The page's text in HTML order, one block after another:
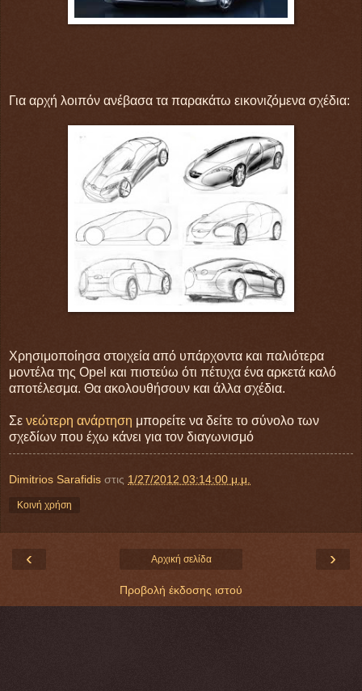
Για αρχή λοιπόν ανέβασα τα παρακάτω εικονιζόμενα σχέδια:
Χρησιμοποίησα στοιχεία από υπάρχοντα και παλιότερα
μοντέλα της Opel και πιστεύω ότι πέτυχα ένα αρκετά καλό
αποτέλεσμα. Θα ακολουθήσουν και άλλα σχέδια.
Σε νεώτερη ανάρτηση μπορείτε να δείτε το σύνολο των
σχεδίων που έχω κάνει για τον διαγωνισμό
Dimitrios Sarafidis στις 1/27/2012 03:14:00 μ.μ.
Κοινή χρήση
‹ ›
Αρχική σελίδα
Προβολή έκδοσης ιστού